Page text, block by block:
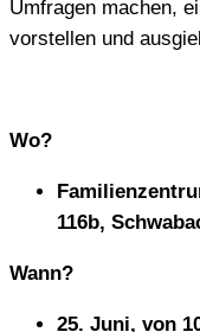
Umfragen machen,
vorstellen und
Wo?
116b,
Wann?
25. Juni, von